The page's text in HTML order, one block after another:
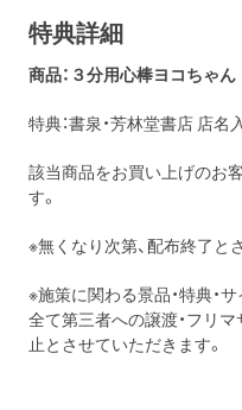
特典詳細
商品：３分用心棒ヨコちゃ
特典：書泉・芳林堂書店 店
該当商品をお買い上げのお
す。
※無くなり次第、配布終了と
※施策に関わる景品・特典・サ
全て第三者への譲渡・フリ
止とさせていただきます。